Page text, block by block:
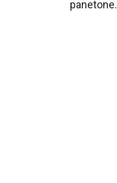
panetone.